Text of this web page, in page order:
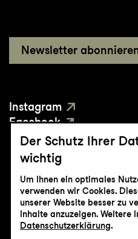
Newsletter
Instagram
Facebook
YouTube
© Genossenschaft
Der Schutz Ihrer
wichtig
Um Ihnen ein optimales
verwenden wir Cookies.
unserer Website besser zu
Inhalte anzuzeigen. Weitere
Datenschutzerklärung.